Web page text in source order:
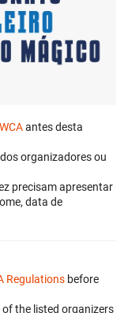
antes desta
organizadores ou
precisam apresentar
data de
Regulations before
the listed organizers